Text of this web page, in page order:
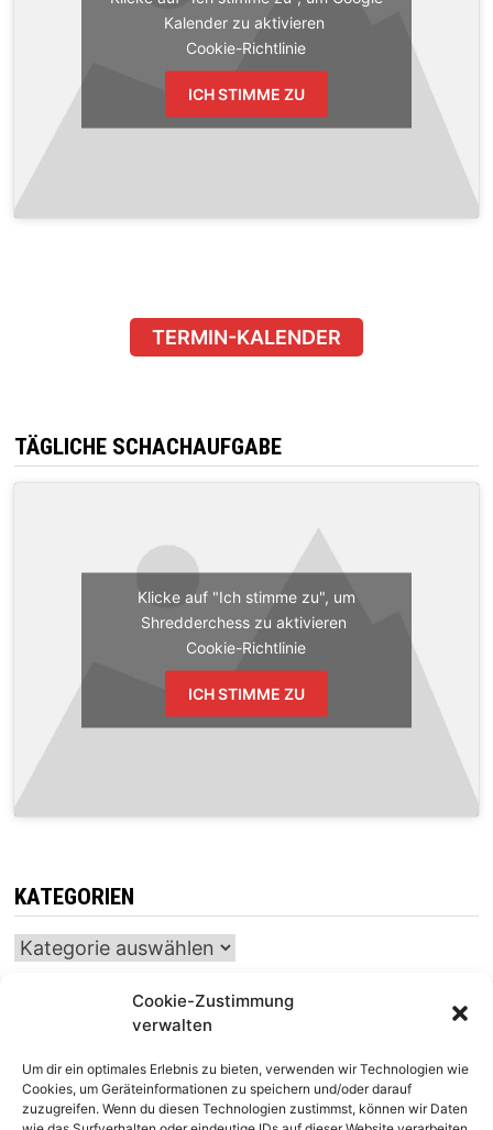
Cookie-Zustimmung
verwalten
Um dir ein optimales Erlebnis zu bieten, verwenden wir Technologien wie
Cookies, um Geräteinformationen zu speichern und/oder darauf
zuzugreifen. Wenn du diesen Technologien zustimmst, können wir Daten
Kalender zu aktivieren
Cookie-Richtlinie
ICH STIMME ZU
TERMIN-KALENDER
TÄGLICHE SCHACHAUFGABE
Klicke auf "Ich stimme zu", um
Shredderchess zu aktivieren
Cookie-Richtlinie
ICH STIMME ZU
KATEGORIEN
Kategorien
SCHACHTICKER